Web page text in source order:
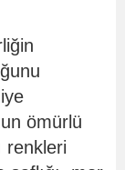
ömürlü
renkleri